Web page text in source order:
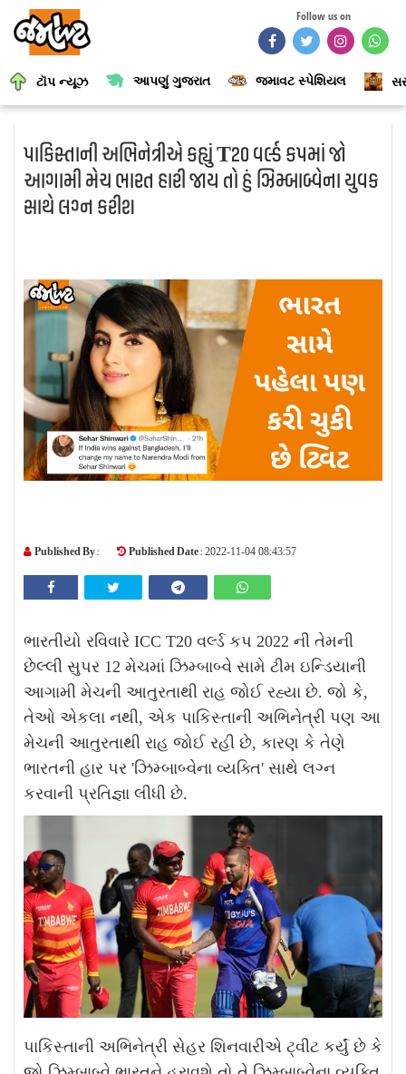
Follow us on
ટૉપ ન્યૂઝ આપણું ગુજરાત જમાવટ સ્પેશિયલ
પાકિસ્તાની અભિનેત્રીએ કહ્યું T20 વર્લ્ડ કપમાં જો
આગામી મેચ ભારત હારી જાય તો હું ઝિમ્બાબ્વેના યુવક
સાથે લગ્ન કરીશ
Published By : Published Date : 2022-11-04 08:43:57
ભારતીયો રવિવારે ICC T20 વર્લ્ડ કપ 2022 ની તેમની
છેલ્લી સુપર 12 મેચમાં ઝિમ્બાબ્વે સામે ટીમ ઇન્ડિયાની
આગામી મેચની આતુરતાથી રાહ જોઈ રહ્યા છે. જો કે,
તેઓ એકલા નથી, એક પાકિસ્તાની અભિનેત્રી પણ આ
મેચની આતુરતાથી રાહ જોઈ રહી છે, કારણ કે તેણે
ભારતની હાર પર 'ઝિમ્બાબ્વેના વ્યક્તિ' સાથે લગ્ન
કરવાની પ્રતિજ્ઞા લીધી છે.
પાકિસ્તાની અભિનેત્રી સેહર શિનવારીએ ટ્વીટ કર્યું છે કે